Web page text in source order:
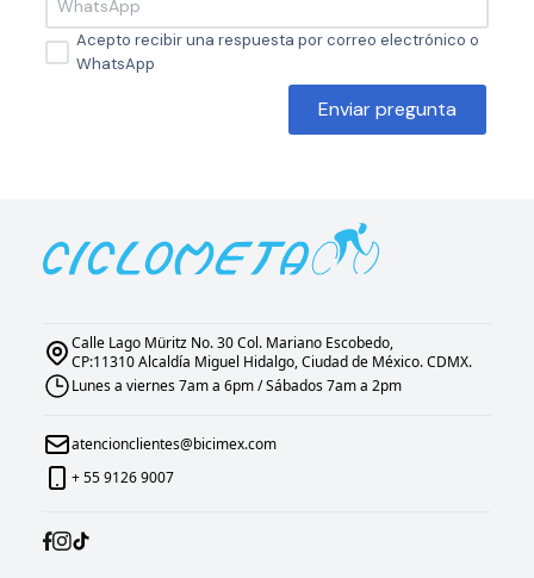
Acepto recibir una respuesta por correo electrónico o
WhatsApp
Enviar pregunta
Calle Lago Müritz No. 30 Col. Mariano Escobedo,
CP:11310 Alcaldía Miguel Hidalgo, Ciudad de México. CDMX.
Lunes a viernes 7am a 6pm / Sábados 7am a 2pm
atencionclientes@bicimex.com
+ 55 9126 9007